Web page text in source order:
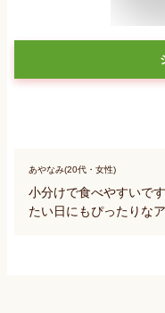
あやなみ(20代・女性)
小分けで食べやすいで
たい日にもぴったりな